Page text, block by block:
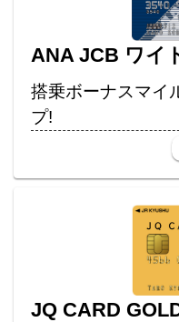
ANA JCB ワイ
搭乗ボーナスマイ
プ!
JQ CARD